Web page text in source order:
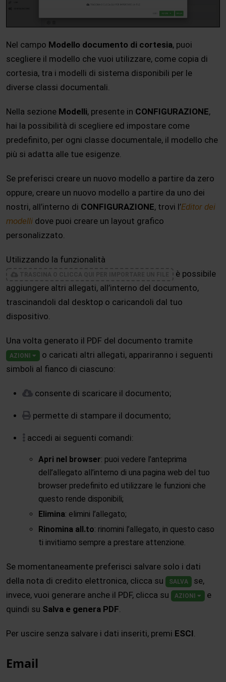
Nel campo Modello documento di cortesia, puoi
scegliere il modello che vuoi utilizzare, come copia di
cortesia, tra i modelli di sistema disponibili per le
diverse classi documentali.
Nella sezione Modelli, presente in CONFIGURAZIONE,
hai la possibilità di scegliere ed impostare come
predefinito, per ogni classe documentale, il modello che
più si adatta alle tue esigenze.
Se preferisci creare un nuovo modello a partire da zero
oppure, creare un nuovo modello a partire da uno dei
nostri, all’interno di CONFIGURAZIONE, trovi l’Editor dei
modelli dove puoi creare un layout grafico
personalizzato.
Utilizzando la funzionalità
è possibile
aggiungere altri allegati, all’interno del documento,
trascinandoli dal desktop o caricandoli dal tuo
dispositivo.
Una volta generato il PDF del documento tramite
AZIONI
o caricati altri allegati, appariranno i seguenti
simboli al fianco di ciascuno:
consente di scaricare il documento;
permette di stampare il documento;
accedi ai seguenti comandi:
Apri nel browser: puoi vedere l’anteprima
dell’allegato all’interno di una pagina web del tuo
browser predefinito ed utilizzare le funzioni che
questo rende disponibili;
Elimina: elimini l’allegato;
Rinomina all.to: rinomini l’allegato, in questo caso
ti invitiamo sempre a prestare attenzione.
Se momentaneamente preferisci salvare solo i dati
della nota di credito elettronica, clicca su
SALVA
se,
invece, vuoi generare anche il PDF, clicca su
AZIONI
e
quindi su Salva e genera PDF
Per uscire senza salvare i dati inseriti, premi ESCI
Email